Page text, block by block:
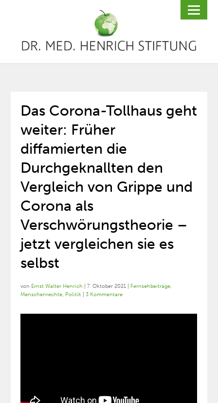
Das Corona-Tollhaus geht
weiter: Früher
diffamierten die
Durchgeknallten den
Vergleich von Grippe und
Corona als
Verschwörungstheorie –
jetzt vergleichen sie es
selbst
von Ernst Walter Henrich |7. Oktober 2021 Fernsehbeiträge,
Menschenrechte, Politik |3 Kommentare